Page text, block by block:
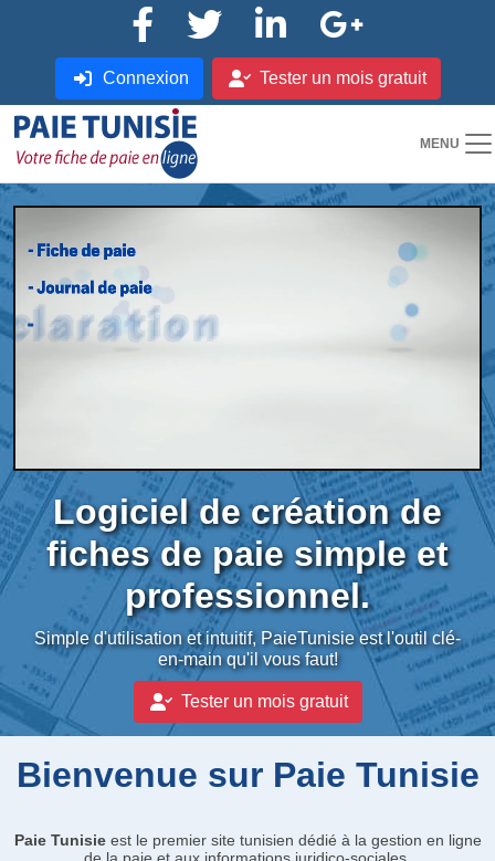
Connexion Tester un mois gratuit
MENU
Logiciel de création de
fiches de paie simple et
professionnel.
Simple d'utilisation et intuitif, PaieTunisie est l'outil clé-
en-main qu'il vous faut!
Tester un mois gratuit
Bienvenue sur Paie Tunisie
Paie Tunisieest le premier site tunisien dédié à la gestion en ligne